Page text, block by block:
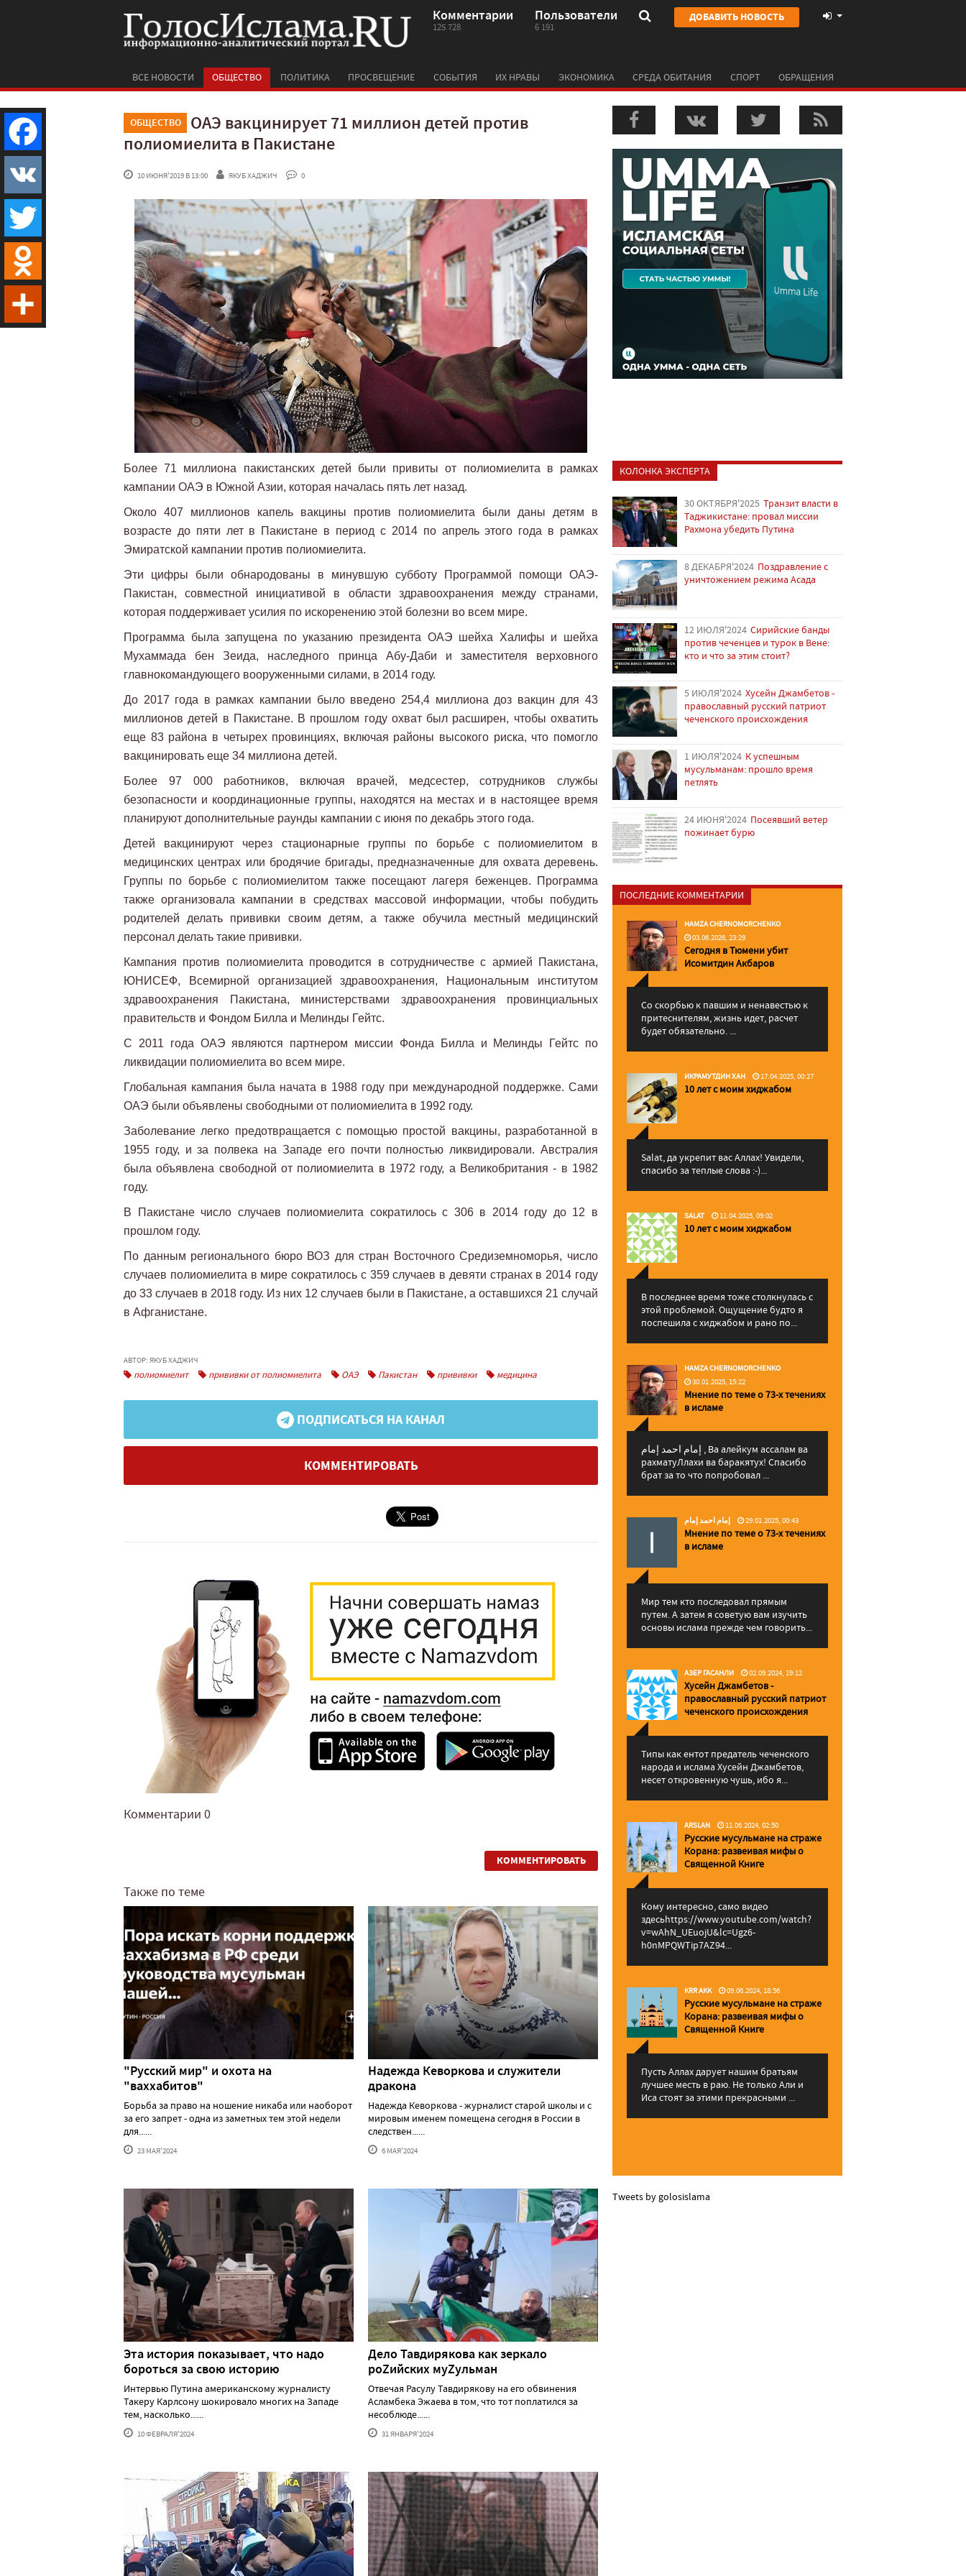
Комментарии
125 728
Пользователи
6 191
ДОБАВИТЬ НОВОСТЬ
ВСЕ НОВОСТИ ОБЩЕСТВО ПОЛИТИКА ПРОСВЕЩЕНИЕ СОБЫТИЯ ИХ НРАВЫ ЭКОНОМИКА СРЕДА ОБИТАНИЯ СПОРТ ОБРАЩЕНИЯ
ОБЩЕСТВО
ОАЭ вакцинирует 71 миллион детей против
полиомиелита в Пакистане
10 ИЮНЯ'2019 В 13:00 ЯКУБ ХАДЖИЧ 0
Более 71 миллиона пакистанских детей были привиты от полиомиелита в рамках
кампании ОАЭ в Южной Азии, которая началась пять лет назад.
Около 407 миллионов капель вакцины против полиомиелита были даны детям в
возрасте до пяти лет в Пакистане в период с 2014 по апрель этого года в рамках
Эмиратской кампании против полиомиелита.
Эти цифры были обнародованы в минувшую субботу Программой помощи ОАЭ-
Пакистан, совместной инициативой в области здравоохранения между странами,
которая поддерживает усилия по искоренению этой болезни во всем мире.
Программа была запущена по указанию президента ОАЭ шейха Халифы и шейха
Мухаммада бен Зеида, наследного принца Абу-Даби и заместителя верховного
главнокомандующего вооруженными силами, в 2014 году.
До 2017 года в рамках кампании было введено 254,4 миллиона доз вакцин для 43
миллионов детей в Пакистане. В прошлом году охват был расширен, чтобы охватить
еще 83 района в четырех провинциях, включая районы высокого риска, что помогло
вакцинировать еще 34 миллиона детей.
Более 97 000 работников, включая врачей, медсестер, сотрудников службы
безопасности и координационные группы, находятся на местах и ​​в настоящее время
планируют дополнительные раунды кампании с июня по декабрь этого года.
Детей вакцинируют через стационарные группы по борьбе с полиомиелитом в
медицинских центрах или бродячие бригады, предназначенные для охвата деревень.
Группы по борьбе с полиомиелитом также посещают лагеря беженцев. Программа
также организовала кампании в средствах массовой информации, чтобы побудить
родителей делать прививки своим детям, а также обучила местный медицинский
персонал делать такие прививки.
Кампания против полиомиелита проводится в сотрудничестве с армией Пакистана,
ЮНИСЕФ, Всемирной организацией здравоохранения, Национальным институтом
здравоохранения Пакистана, министерствами здравоохранения провинциальных
правительств и Фондом Билла и Мелинды Гейтс.
С 2011 года ОАЭ являются партнером миссии Фонда Билла и Мелинды Гейтс по
ликвидации полиомиелита во всем мире.
Глобальная кампания была начата в 1988 году при международной поддержке. Сами
ОАЭ были объявлены ​​свободными от полиомиелита в 1992 году.
Заболевание легко предотвращается с помощью простой вакцины, разработанной в
1955 году, и за полвека на Западе его почти полностью ликвидировали. Австралия
была объявлена ​​свободной от полиомиелита в 1972 году, а Великобритания - в 1982
году.
В Пакистане число случаев полиомиелита сократилось с 306 в 2014 году до 12 в
прошлом году.
По данным регионального бюро ВОЗ для стран Восточного Средиземноморья, число
случаев полиомиелита в мире сократилось с 359 случаев в девяти странах в 2014 году
до 33 случаев в 2018 году. Из них 12 случаев были в Пакистане, а оставшихся 21 случай
в Афганистане.
АВТОР: ЯКУБ ХАДЖИЧ
полиомиелит прививки от полиомиелита ОАЭ Пакистан прививки медицина
ПОДПИСАТЬСЯ НА КАНАЛ
КОММЕНТИРОВАТЬ
Комментарии 0
КОММЕНТИРОВАТЬ
Также по теме
"Русский мир" и охота на
"ваххабитов"
Борьба за право на ношение никаба или наоборот
за его запрет - одна из заметных тем этой недели
для......
23 МАЯ'2024
Надежда Кеворкова и служители
дракона
Надежда Кеворкова - журналист старой школы и с
мировым именем помещена сегодня в России в
следствен......
6 МАЯ'2024
Эта история показывает, что надо
бороться за свою историю
Интервью Путина американскому журналисту
Такеру Карлсону шокировало многих на Западе
тем, насколько......
10 ФЕВРАЛЯ'2024
Дело Тавдирякова как зеркало
роZийских муZульман
Отвечая Расулу Тавдирякову на его обвинения
Асламбека Эжаева в том, что тот поплатился за
несоблюде......
31 ЯНВАРЯ'2024
КОЛОНКА ЭКСПЕРТА
30 ОКТЯБРЯ'2025 Транзит власти в
Таджикистане: провал миссии
Рахмона убедить Путина
8 ДЕКАБРЯ'2024 Поздравление с
уничтожением режима Асада
12 ИЮЛЯ'2024 Сирийские банды
против чеченцев и турок в Вене:
кто и что за этим стоит?
5 ИЮЛЯ'2024 Хусейн Джамбетов -
православный русский патриот
чеченского происхождения
1 ИЮЛЯ'2024 К успешным
мусульманам: прошло время
петлять
24 ИЮНЯ'2024 Посеявший ветер
пожинает бурю
ПОСЛЕДНИЕ КОММЕНТАРИИ
HAMZA CHERNOMORCHENKO
03.06.2026, 23:29
Сегодня в Тюмени убит
Исомитдин Акбаров
Со скорбью к павшим и ненавестью к
притеснителям, жизнь идет, расчет
будет обязательно. ...
ИКРАМУТДИН ХАН 17.04.2025, 00:27
10 лет с моим хиджабом
Salat, да укрепит вас Аллаx! Увидели,
спасибо за теплые слова :-)...
SALAT 11.04.2025, 09:02
10 лет с моим хиджабом
В последнее время тоже столкнулась с
этой проблемой. Ощущение будто я
поспешила с хиджабом и рано по...
HAMZA CHERNOMORCHENKO
30.01.2025, 15:22
Мнение по теме о 73-х течениях
в исламе
إمام احمد إمام , Ва алейкум ассалам ва
рахматуЛлахи ва баракятух! Спасибо
брат за то что попробовал ...
إمام احمد إمام 29.01.2025, 00:43
Мнение по теме о 73-х течениях
в исламе
Мир тем кто последовал прямым
путем. А затем я советую вам изучить
основы ислама прежде чем говорить...
АЗЕР ГАСАНЛИ 02.09.2024, 19:12
Хусейн Джамбетов -
православный русский патриот
чеченского происхождения
Типы как ентот предатель чеченского
народа и ислама Хусейн Джамбетов,
несет откровенную чушь, ибо я...
ARSLAN 11.06.2024, 02:50
Русские мусульмане на страже
Корана: pазвеивая мифы о
Священной Книге
Кому интересно, само видео
здесьhttps://www.youtube.com/watch?
v=wAhN_UEuojU&lc=Ugz6-
h0nMPQWTip7AZ94...
KRR AKK 09.06.2024, 18:56
Русские мусульмане на страже
Корана: pазвеивая мифы о
Священной Книге
Пусть Аллах дарует нашим братьям
лучшее месть в раю. Не только Али и
Иса стоят за этими прекрасными ...
Tweets by golosislama
Facebook
VK
Twitter
Odnoklassniki